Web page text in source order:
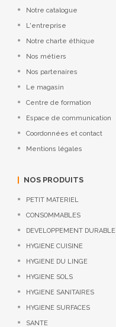
Notre catalogue
L'entreprise
Notre charte éthique
Nos métiers
Nos partenaires
Le magasin
Centre de formation
Espace de communication
Coordonnées et contact
Mentions légales
NOS PRODUITS
PETIT MATERIEL
CONSOMMABLES
DEVELOPPEMENT DURABLE
HYGIENE CUISINE
HYGIENE DU LINGE
HYGIENE SOLS
HYGIENE SANITAIRES
HYGIENE SURFACES
SANTE